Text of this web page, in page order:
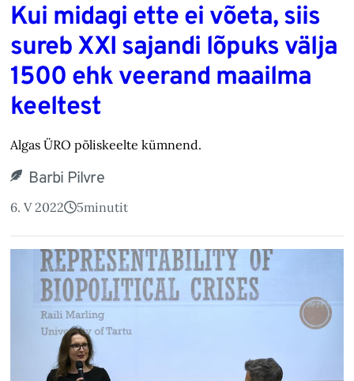
Kui midagi ette ei võeta, siis
sureb XXI sajandi lõpuks välja
1500 ehk veerand maailma
keeltest
Algas ÜRO põliskeelte kümnend.
Barbi Pilvre
6. V 2022 5minutit